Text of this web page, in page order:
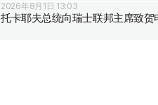
2026年8月1日 13:03
托卡耶夫总统向瑞士联邦主席致贺